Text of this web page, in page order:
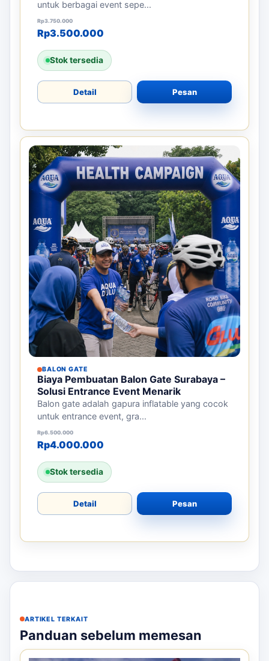
untuk berbagai event sepe...
Rp3.750.000
Harga aslinya adalah: Rp3.750.000.
Rp3.500.000
Harga saat ini adalah: Rp3.500.000.
Stok tersedia
Detail Pesan
BALON GATE
Biaya Pembuatan Balon Gate Surabaya –
Solusi Entrance Event Menarik
Balon gate adalah gapura inflatable yang cocok
untuk entrance event, gra...
Rp6.500.000
Harga aslinya adalah: Rp6.500.000.
Rp4.000.000
Harga saat ini adalah: Rp4.000.000.
Stok tersedia
Detail Pesan
ARTIKEL TERKAIT
Panduan sebelum memesan